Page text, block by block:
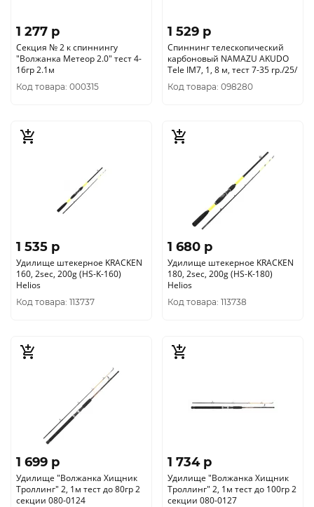
1 277 p
Секция № 2 к спиннингу
"Волжанка Метеор 2.0" тест 4-
16гр 2.1м
Код товара: 000315
1 529 p
Спиннинг телескопический
карбоновый NAMAZU AKUDO
Tele IM7, 1, 8 м, тест 7-35 гр./25/
Код товара: 098280
1 535 p
Удилище штекерное KRACKEN
160, 2sec, 200g (HS-K-160)
Helios
Код товара: 113737
1 680 p
Удилище штекерное KRACKEN
180, 2sec, 200g (HS-K-180)
Helios
Код товара: 113738
1 699 p
Удилище "Волжанка Хищник
Троллинг" 2, 1м тест до 80гр 2
секции 080-0124
1 734 p
Удилище "Волжанка Хищник
Троллинг" 2, 1м тест до 100гр 2
секции 080-0127